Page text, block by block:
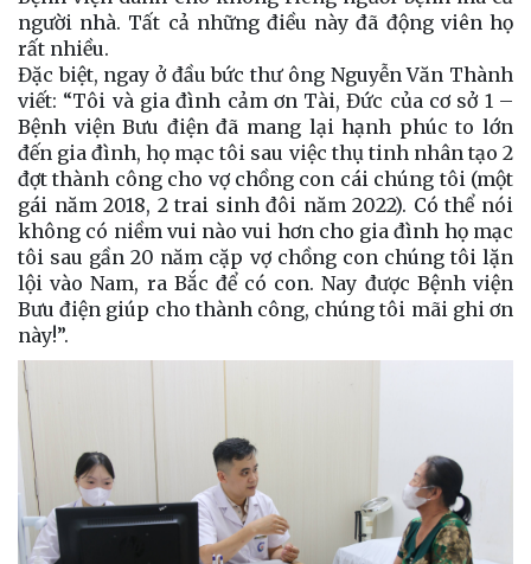
người nhà. Tất cả những điều này đã động viên họ
rất nhiều.
Đặc biệt, ngay ở đầu bức thư ông Nguyễn Văn Thành
viết: “Tôi và gia đình cảm ơn Tài, Đức của cơ sở 1 –
Bệnh viện Bưu điện đã mang lại hạnh phúc to lớn
đến gia đình, họ mạc tôi sau việc thụ tinh nhân tạo 2
đợt thành công cho vợ chồng con cái chúng tôi (một
gái năm 2018, 2 trai sinh đôi năm 2022). Có thể nói
không có niềm vui nào vui hơn cho gia đình họ mạc
tôi sau gần 20 năm cặp vợ chồng con chúng tôi lặn
lội vào Nam, ra Bắc để có con. Nay được Bệnh viện
Bưu điện giúp cho thành công, chúng tôi mãi ghi ơn
này!”.